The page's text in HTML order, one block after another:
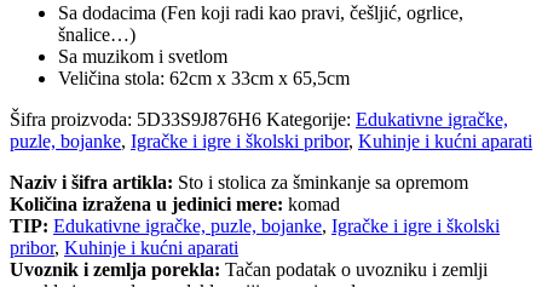
Sa dodacima (Fen koji radi kao pravi, češljić, ogrlice,
šnalice…)
Sa muzikom i svetlom
Veličina stola: 62cm x 33cm x 65,5cm
Šifra proizvoda: 5D33S9J876H6 Kategorije: Edukativne igračke,
puzle, bojanke, Igračke i igre i školski pribor, Kuhinje i kućni aparati
Naziv i šifra artikla: Sto i stolica za šminkanje sa opremom
Količina izražena u jedinici mere: komad
TIP: Edukativne igračke, puzle, bojanke, Igračke i igre i školski
pribor, Kuhinje i kućni aparati
Uvoznik i zemlja porekla: Tačan podatak o uvozniku i zemlji